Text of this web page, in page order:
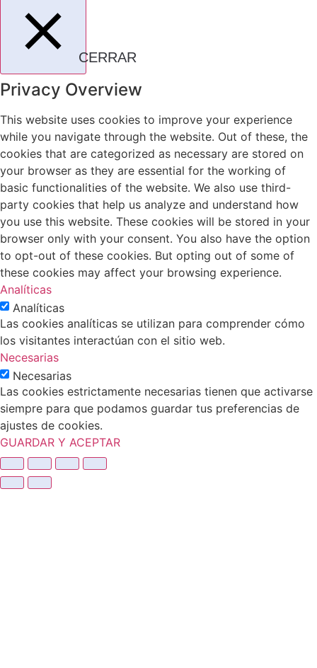
CERRAR
Privacy Overview
This website uses cookies to improve your experience
while you navigate through the website. Out of these, the
cookies that are categorized as necessary are stored on
your browser as they are essential for the working of
basic functionalities of the website. We also use third-
party cookies that help us analyze and understand how
you use this website. These cookies will be stored in your
browser only with your consent. You also have the option
to opt-out of these cookies. But opting out of some of
these cookies may affect your browsing experience.
Analíticas
Analíticas
Las cookies analíticas se utilizan para comprender cómo
los visitantes interactúan con el sitio web.
Necesarias
Necesarias
Las cookies estrictamente necesarias tienen que activarse
siempre para que podamos guardar tus preferencias de
ajustes de cookies.
GUARDAR Y ACEPTAR